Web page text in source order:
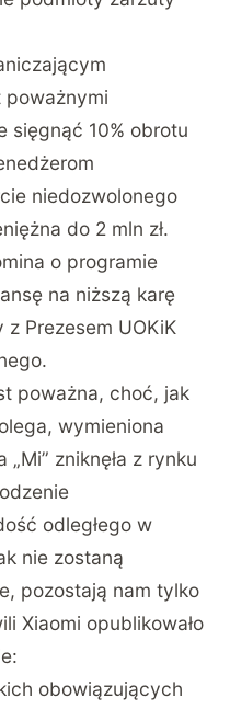
poważnymi
sięgnąć 10% obrotu
niedozwolonego
do 2 mln zł.
o programie
na niższą karę
Prezesem UOKiK
poważna, choć, jak
wymieniona
zniknęła z rynku
odległego w
nie zostaną
pozostają nam tylko
Xiaomi opublikowało
obowiązujących